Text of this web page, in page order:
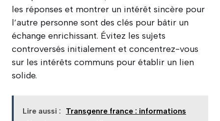
les réponses et montrer un intérêt sincère pour
l’autre personne sont des clés pour bâtir un
échange enrichissant. Évitez les sujets
controversés initialement et concentrez-vous
sur les intérêts communs pour établir un lien
solide.
Lire aussi :
Transgenre france : informations